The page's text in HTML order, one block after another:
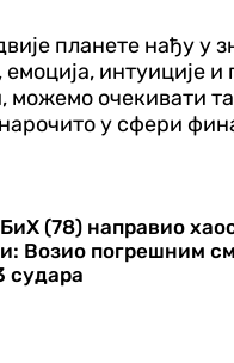
планете нађу у
интуиције
можемо очекивати
у сфери
(78) направио
Возио погрешним
судара